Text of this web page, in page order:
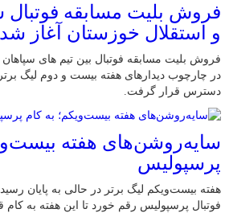
فروش بلیت مسابقه فوتبال
و استقلال خوزستان آغاز شد
فروش بلیت مسابقه فوتبال بین تیم های
در چارچوب دیدارهای هفته بیست و دوم لیگ
دسترس قرار گرفت.
سایه‌روشن‌های هفته
پرسپولیس
هفته بیست‌ویکم لیگ برتر در حالی به پایان رسید
فوتبال پرسپولیس رقم خورد تا این هفته به